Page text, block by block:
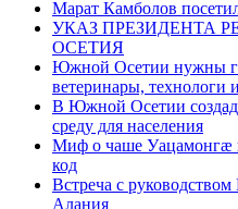
Марат Камболов
УКАЗ ПРЕЗИДЕНТА
ОСЕТИЯ
Южной Осетии нужны
ветеринары, технологи
В Южной Осетии
среду для населения
Миф о чаше Уацамонгæ
код
Встреча с
Алания